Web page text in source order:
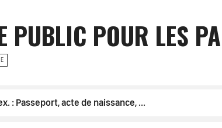
PUBLIC POUR LES